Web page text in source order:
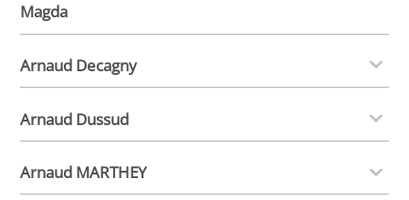
Magda
Arnaud Decagny
Arnaud Dussud
Arnaud MARTHEY